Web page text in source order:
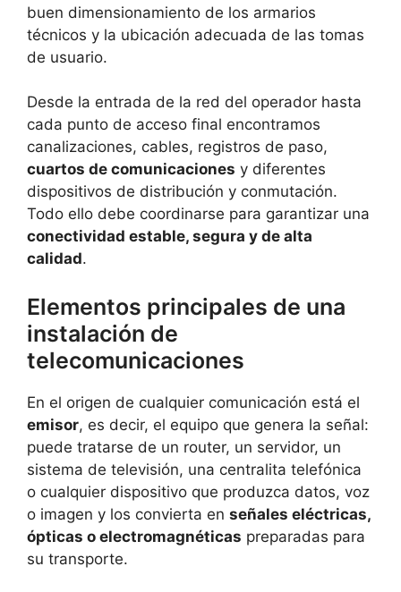
buen dimensionamiento de los armarios
técnicos y la ubicación adecuada de las tomas
de usuario.
Desde la entrada de la red del operador hasta
cada punto de acceso final encontramos
canalizaciones, cables, registros de paso,
cuartos de comunicaciones y diferentes
dispositivos de distribución y conmutación.
Todo ello debe coordinarse para garantizar una
conectividad estable, segura y de alta
calidad.
Elementos principales de una
instalación de
telecomunicaciones
En el origen de cualquier comunicación está el
emisor, es decir, el equipo que genera la señal:
puede tratarse de un router, un servidor, un
sistema de televisión, una centralita telefónica
o cualquier dispositivo que produzca datos, voz
o imagen y los convierta en señales eléctricas,
ópticas o electromagnéticas preparadas para
su transporte.